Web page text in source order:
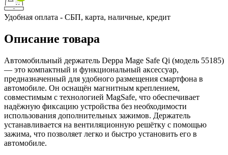
Удобная оплата - СБП, карта, наличные, кредит
Описание товара
Автомобильный держатель Deppa Mage Safe Qi (модель 55185)
— это компактный и функциональный аксессуар,
предназначенный для удобного размещения смартфона в
автомобиле. Он оснащён магнитным креплением,
совместимым с технологией MagSafe, что обеспечивает
надёжную фиксацию устройства без необходимости
использования дополнительных зажимов. Держатель
устанавливается на вентиляционную решётку с помощью
зажима, что позволяет легко и быстро установить его в
автомобиле.